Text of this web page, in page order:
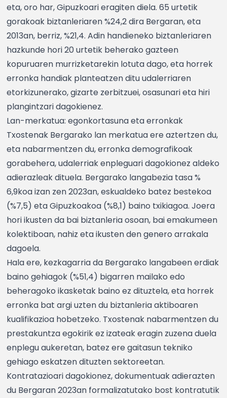
eta, oro har, Gipuzkoari eragiten diela. 65 urtetik
gorakoak biztanleriaren %24,2 dira Bergaran, eta
2013an, berriz, %21,4. Adin handieneko biztanleriaren
hazkunde hori 20 urtetik beherako gazteen
kopuruaren murrizketarekin lotuta dago, eta horrek
erronka handiak planteatzen ditu udalerriaren
etorkizunerako, gizarte zerbitzuei, osasunari eta hiri
plangintzari dagokienez.
Lan-merkatua: egonkortasuna eta erronkak
Txostenak Bergarako lan merkatua ere aztertzen du,
eta nabarmentzen du, erronka demografikoak
gorabehera, udalerriak enpleguari dagokionez aldeko
adierazleak dituela. Bergarako langabezia tasa %
6,9koa izan zen 2023an, eskualdeko batez bestekoa
(%7,5) eta Gipuzkoakoa (%8,1) baino txikiagoa. Joera
hori ikusten da bai biztanleria osoan, bai emakumeen
kolektiboan, nahiz eta ikusten den genero arrakala
dagoela.
Hala ere, kezkagarria da Bergarako langabeen erdiak
baino gehiagok (%51,4) bigarren mailako edo
beheragoko ikasketak baino ez dituztela, eta horrek
erronka bat argi uzten du biztanleria aktiboaren
kualifikazioa hobetzeko. Txostenak nabarmentzen du
prestakuntza egokirik ez izateak eragin zuzena duela
enplegu aukeretan, batez ere gaitasun tekniko
gehiago eskatzen dituzten sektoreetan.
Kontratazioari dagokionez, dokumentuak adierazten
du Bergaran 2023an formalizatutako bost kontratutik